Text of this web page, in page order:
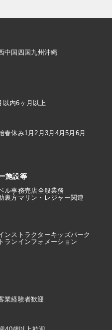
中国 四国 九州 沖縄
以内6ヶ月以上
春休み1月2月3月 4月5月 6月
施設等
ル事務売店全般業務
裏方マリン・レジャー関連
ンストラクターキッズパーク
ランインフォメーション
業経験者歓迎